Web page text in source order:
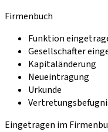
Firmenbuch
Funktion
Gesellschafter
Kapitaländerung
Neueintragung
Urkunde
Eingetragen im